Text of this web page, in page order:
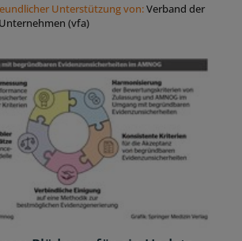
Unterstützung von:Verband der
(vfa)